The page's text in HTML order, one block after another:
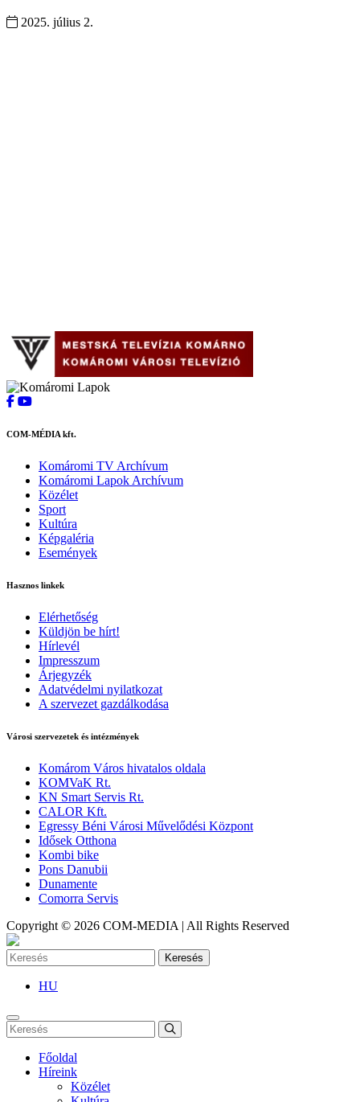
2025. július 2.
COM-MÉDIA kft.
Komáromi TV Archívum
Komáromi Lapok Archívum
Közélet
Sport
Kultúra
Képgaléria
Események
Hasznos linkek
Elérhetőség
Küldjön be hírt!
Hírlevél
Impresszum
Árjegyzék
Adatvédelmi nyilatkozat
A szervezet gazdálkodása
Városi szervezetek és intézmények
Komárom Város hivatalos oldala
KOMVaK Rt.
KN Smart Servis Rt.
CALOR Kft.
Egressy Béni Városi Művelődési Központ
Idősek Otthona
Kombi bike
Pons Danubii
Dunamente
Comorra Servis
Copyright © 2026 COM-MEDIA | All Rights Reserved
Keresés
HU
Főoldal
Híreink
Közélet